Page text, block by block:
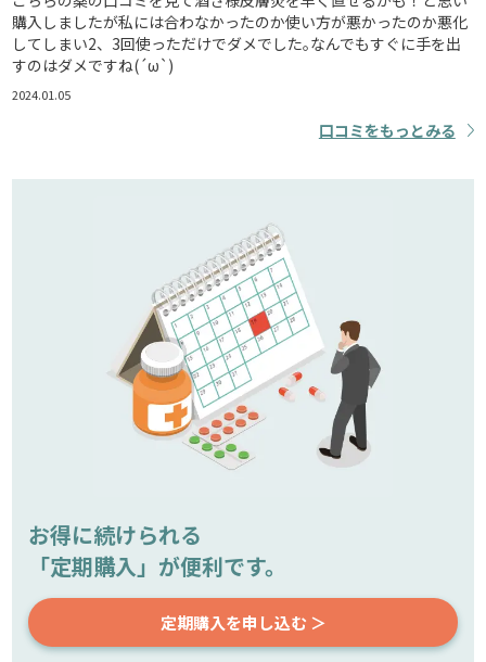
購入しましたが私には合わなかったのか使い方が悪かったのか悪化
してしまい2、3回使っただけでダメでした｡なんでもすぐに手を出
すのはダメですね(´ω`)
2024.01.05
口コミをもっとみる
お得に続けられる
「定期購入」が便利です。
定期購入を申し込む ＞